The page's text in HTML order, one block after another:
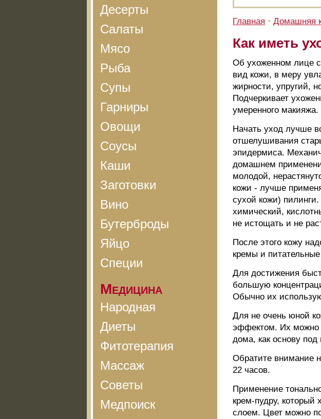
Десерты
Салаты
Мясо
Рыба
Супы
Гарниры
Овощи
Соусы
Каши
Заготовки
Вино
Бутерброды
Яйцо
Специи
Медицина
Народная
Диеты
Фитотерапия
Массаж
Советы
Медпоиск
Главная • Домашняя
Как иметь
Об ухоженном лице
вид кожи, в меру
жирности, упругий,
Подчеркивает
умеренного макияжа.
Начать уход лучше
отшелушивания
эпидермиса.
домашнем
молодой,
кожи - лучше
сухой кожи)
химический,
не истощать и не
После этого кожу
кремы и
Для достижения
большую
Обычно их
Для не очень юной
эффектом. Их можно
дома, как основу под
Обратите внимание
22 часов.
Применение
крем-пудру, который
слоем. Цвет можно